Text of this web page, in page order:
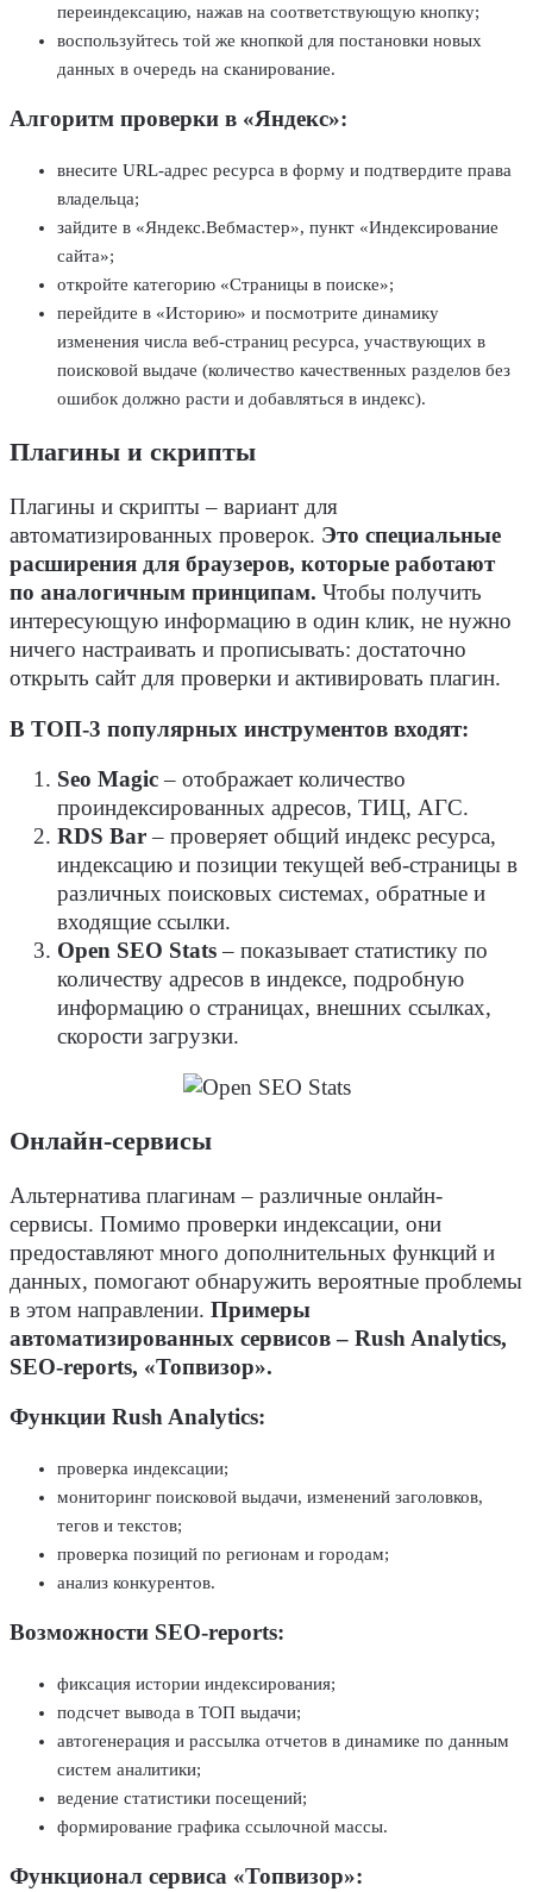
переиндексацию, нажав на соответствующую кнопку;
воспользуйтесь той же кнопкой для постановки новых
данных в очередь на сканирование.
Алгоритм проверки в «Яндекс»:
внесите URL-адрес ресурса в форму и подтвердите права
владельца;
зайдите в «Яндекс.Вебмастер», пункт «Индексирование
сайта»;
откройте категорию «Страницы в поиске»;
перейдите в «Историю» и посмотрите динамику
изменения числа веб-страниц ресурса, участвующих в
поисковой выдаче (количество качественных разделов без
ошибок должно расти и добавляться в индекс).
Плагины и скрипты
Плагины и скрипты – вариант для
автоматизированных проверок. Это специальные
расширения для браузеров, которые работают
по аналогичным принципам. Чтобы получить
интересующую информацию в один клик, не нужно
ничего настраивать и прописывать: достаточно
открыть сайт для проверки и активировать плагин.
В ТОП-3 популярных инструментов входят:
Seo Magic – отображает количество
проиндексированных адресов, ТИЦ, АГС.
RDS Bar – проверяет общий индекс ресурса,
индексацию и позиции текущей веб-страницы в
различных поисковых системах, обратные и
входящие ссылки.
Open SEO Stats – показывает статистику по
количеству адресов в индексе, подробную
информацию о страницах, внешних ссылках,
скорости загрузки.
Онлайн-сервисы
Альтернатива плагинам – различные онлайн-
сервисы. Помимо проверки индексации, они
предоставляют много дополнительных функций и
данных, помогают обнаружить вероятные проблемы
в этом направлении. Примеры
автоматизированных сервисов – Rush Analytics,
SEO-reports, «Топвизор».
Функции Rush Analytics:
проверка индексации;
мониторинг поисковой выдачи, изменений заголовков,
тегов и текстов;
проверка позиций по регионам и городам;
анализ конкурентов.
Возможности SEO-reports:
фиксация истории индексирования;
подсчет вывода в ТОП выдачи;
автогенерация и рассылка отчетов в динамике по данным
систем аналитики;
ведение статистики посещений;
формирование графика ссылочной массы.
Функционал сервиса «Топвизор»: